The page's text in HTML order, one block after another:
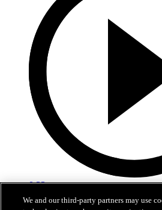
0:33
We and our third-party partners may use